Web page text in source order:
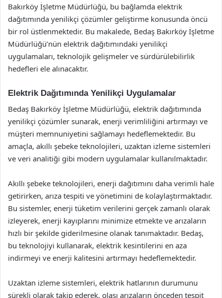
Bakırköy İşletme Müdürlüğü, bu bağlamda elektrik
dağıtımında yenilikçi çözümler geliştirme konusunda öncü
bir rol üstlenmektedir. Bu makalede, Bedaş Bakırköy İşletme
Müdürlüğü’nün elektrik dağıtımındaki yenilikçi
uygulamaları, teknolojik gelişmeler ve sürdürülebilirlik
hedefleri ele alınacaktır.
Elektrik Dağıtımında Yenilikçi Uygulamalar
Bedaş Bakırköy İşletme Müdürlüğü, elektrik dağıtımında
yenilikçi çözümler sunarak, enerji verimliliğini artırmayı ve
müşteri memnuniyetini sağlamayı hedeflemektedir. Bu
amaçla, akıllı şebeke teknolojileri, uzaktan izleme sistemleri
ve veri analitiği gibi modern uygulamalar kullanılmaktadır.
Akıllı şebeke teknolojileri, enerji dağıtımını daha verimli hale
getirirken, arıza tespiti ve yönetimini de kolaylaştırmaktadır.
Bu sistemler, enerji tüketim verilerini gerçek zamanlı olarak
izleyerek, enerji kayıplarını minimize etmekte ve arızaların
hızlı bir şekilde giderilmesine olanak tanımaktadır. Bedaş,
bu teknolojiyi kullanarak, elektrik kesintilerini en aza
indirmeyi ve enerji kalitesini artırmayı hedeflemektedir.
Uzaktan izleme sistemleri, elektrik hatlarının durumunu
sürekli olarak takip ederek, olası arızaların önceden tespit